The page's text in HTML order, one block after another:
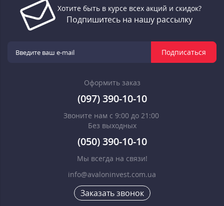
Хотите быть в курсе всех акций и скидок?
Подпишитесь на нашу рассылку
Подписаться
Оформить заказ
(097) 390-10-10
Звоните нам с 9:00 до 21:00
Без выходных
(050) 390-10-10
Мы всегда на связи!
info@avaloninvest.com.ua
Заказать звонок